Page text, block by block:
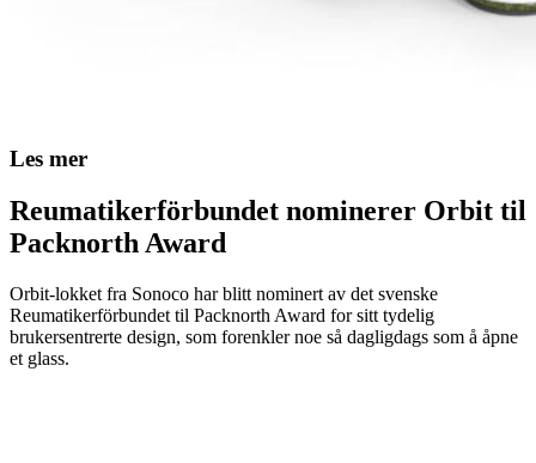
Les mer
Reumatikerförbundet nominerer Orbit til
Packnorth Award
Orbit-lokket fra Sonoco har blitt nominert av det svenske
Reumatikerförbundet til Packnorth Award for sitt tydelig
brukersentrerte design, som forenkler noe så dagligdags som å åpne
et glass.